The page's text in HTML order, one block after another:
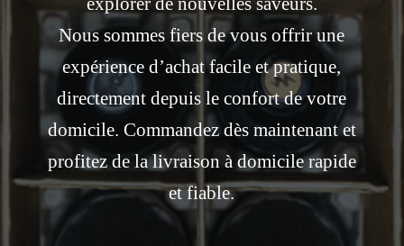
Nous sommes fiers de vous offrir une
expérience d’achat facile et pratique,
directement depuis le confort de votre
domicile. Commandez dès maintenant et
profitez de la livraison à domicile rapide
et fiable.